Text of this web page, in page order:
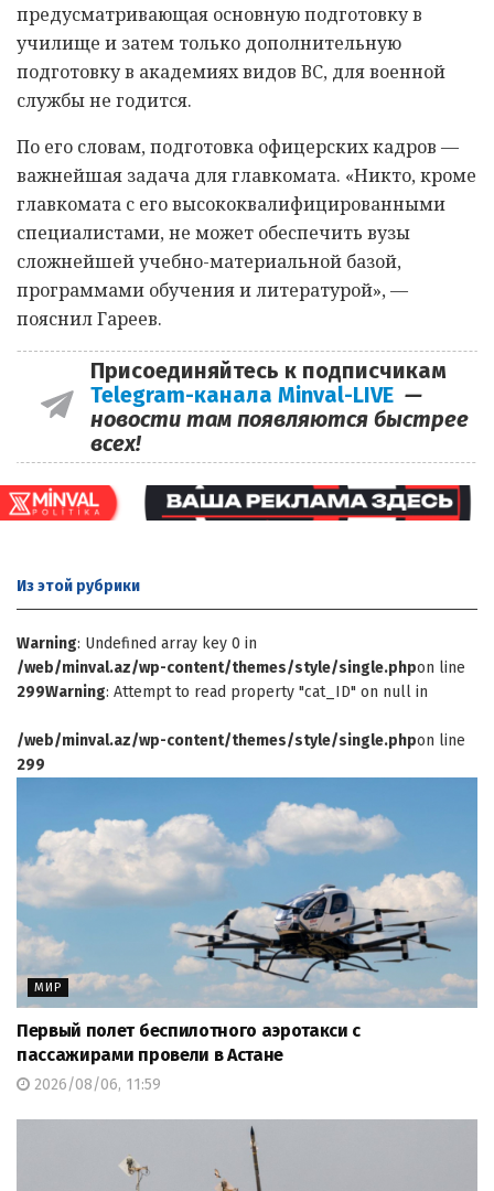
предусматривающая основную подготовку в
училище и затем только дополнительную
подготовку в академиях видов ВС, для военной
службы не годится.
По его словам, подготовка офицерских кадров —
важнейшая задача для главкомата. «Никто, кроме
главкомата с его высококвалифицированными
специалистами, не может обеспечить вузы
сложнейшей учебно-материальной базой,
программами обучения и литературой», —
пояснил Гареев.
Присоединяйтесь к подписчикам
Telegram-канала Minval-LIVE —
новости там появляются быстрее
всех!
Из этой рубрики
Warning: Undefined array key 0 in
/web/minval.az/wp-content/themes/style/single.phpon line
299Warning: Attempt to read property "cat_ID" on null in
/web/minval.az/wp-content/themes/style/single.phpon line
299
МИР
Первый полет беспилотного аэротакси с
пассажирами провели в Астане
2026/08/06, 11:59